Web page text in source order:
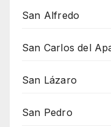
San Alfredo
San Carlos del
San Lázaro
San Pedro